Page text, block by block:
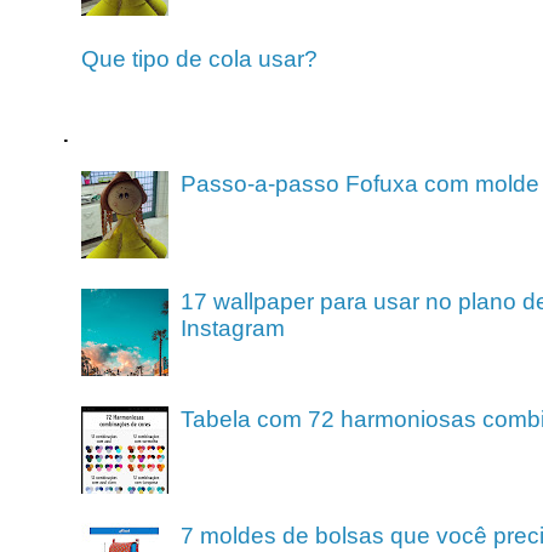
Que tipo de cola usar?
.
Passo-a-passo Fofuxa com molde
17 wallpaper para usar no plano
Instagram
Tabela com 72 harmoniosas
7 moldes de bolsas que você